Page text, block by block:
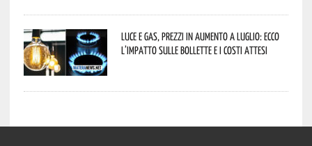
Luce e gas, prezzi in aumento a luglio: ecco
l’impatto sulle bollette e i costi attesi